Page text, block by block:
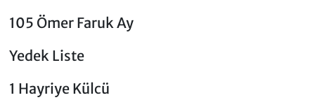
105 Ömer Faruk Ay
Yedek Liste
1 Hayriye Külcü